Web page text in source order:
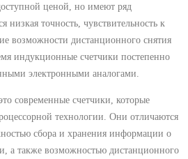
ценой, но имеют ряд
низкая точность, чувствительность к
возможности дистанционного снятия
индукционные счетчики постепенно
электронными аналогами.
современные счетчики, которые
технологии. Они отличаются
сбора и хранения информации о
а также возможностью дистанционного